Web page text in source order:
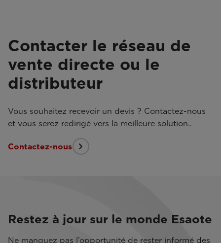
Contacter le réseau de
vente directe ou le
distributeur
Vous souhaitez recevoir un devis ? Contactez-nous
et vous serez redirigé vers la meilleure solution..
Contactez-nous
Restez à jour sur le monde Esaote
Ne manquez pas l’opportunité de rester informé des